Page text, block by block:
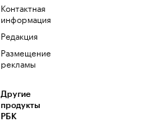
Контактная
информация
Редакция
Размещение
рекламы
Другие
продукты
РБК